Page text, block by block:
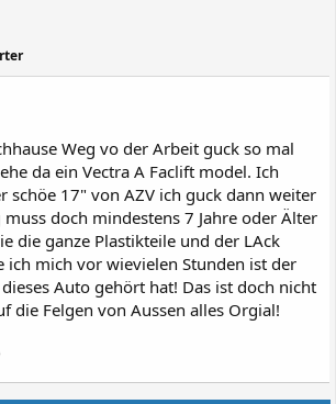
Weg vo der Arbeit guck so mal
da ein Vectra A Faclift model. Ich
schöe 17" von AZV ich guck dann weiter
doch mindestens 7 Jahre oder Älter
die ganze Plastikteile und der LAck
ich mich vor wievielen Stunden ist der
Auto gehört hat! Das ist doch nicht
die Felgen von Aussen alles Orgial!